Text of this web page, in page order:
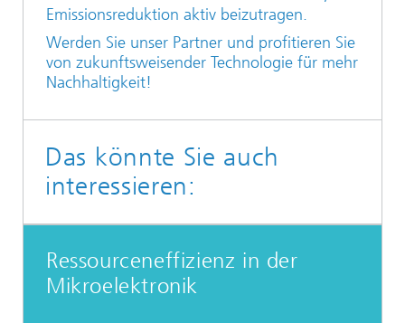
Emissionsreduktion aktiv beizutragen.
Werden Sie unser Partner und profitieren Sie
von zukunftsweisender Technologie für mehr
Nachhaltigkeit!
Das könnte Sie auch
interessieren:
Ressourceneffizienz in der
Mikroelektronik